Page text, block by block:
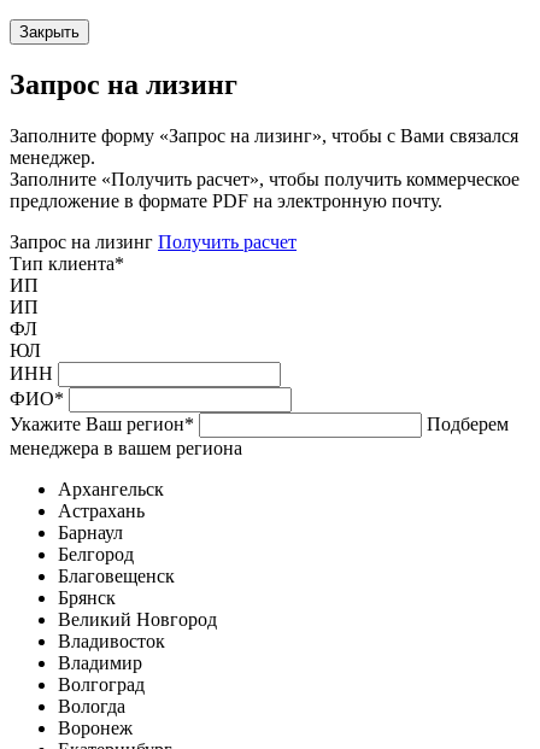
Закрыть
Запрос на лизинг
Заполните форму «Запрос на лизинг», чтобы с Вами связался
менеджер.
Заполните «Получить расчет», чтобы получить коммерческое
предложение в формате PDF на электронную почту.
Запрос на лизинг Получить расчет
Тип клиента*
ИП
ИП
ФЛ
ЮЛ
ИНН
ФИО*
Укажите Ваш регион*
Подберем
менеджера в вашем региона
Архангельск
Астрахань
Барнаул
Белгород
Благовещенск
Брянск
Великий Новгород
Владивосток
Владимир
Волгоград
Вологда
Воронеж